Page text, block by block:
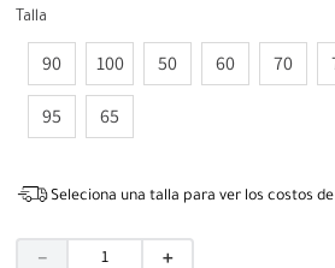
Talla
90 100 50 60 70
95 65
Seleciona una talla para ver los costos
＋
－